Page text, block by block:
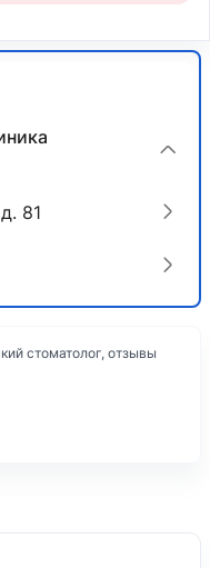
81
стоматолог, отзывы